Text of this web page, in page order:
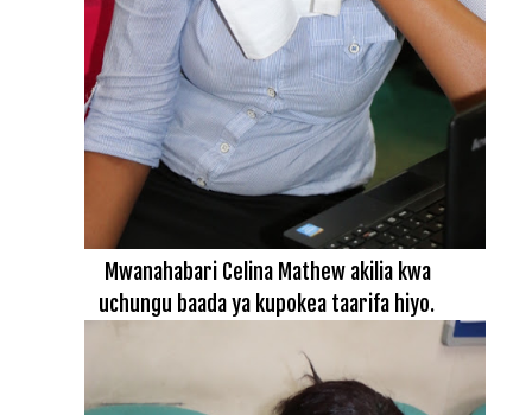
Mwanahabari Celina Mathew akilia kwa
uchungu baada ya kupokea taarifa hiyo.